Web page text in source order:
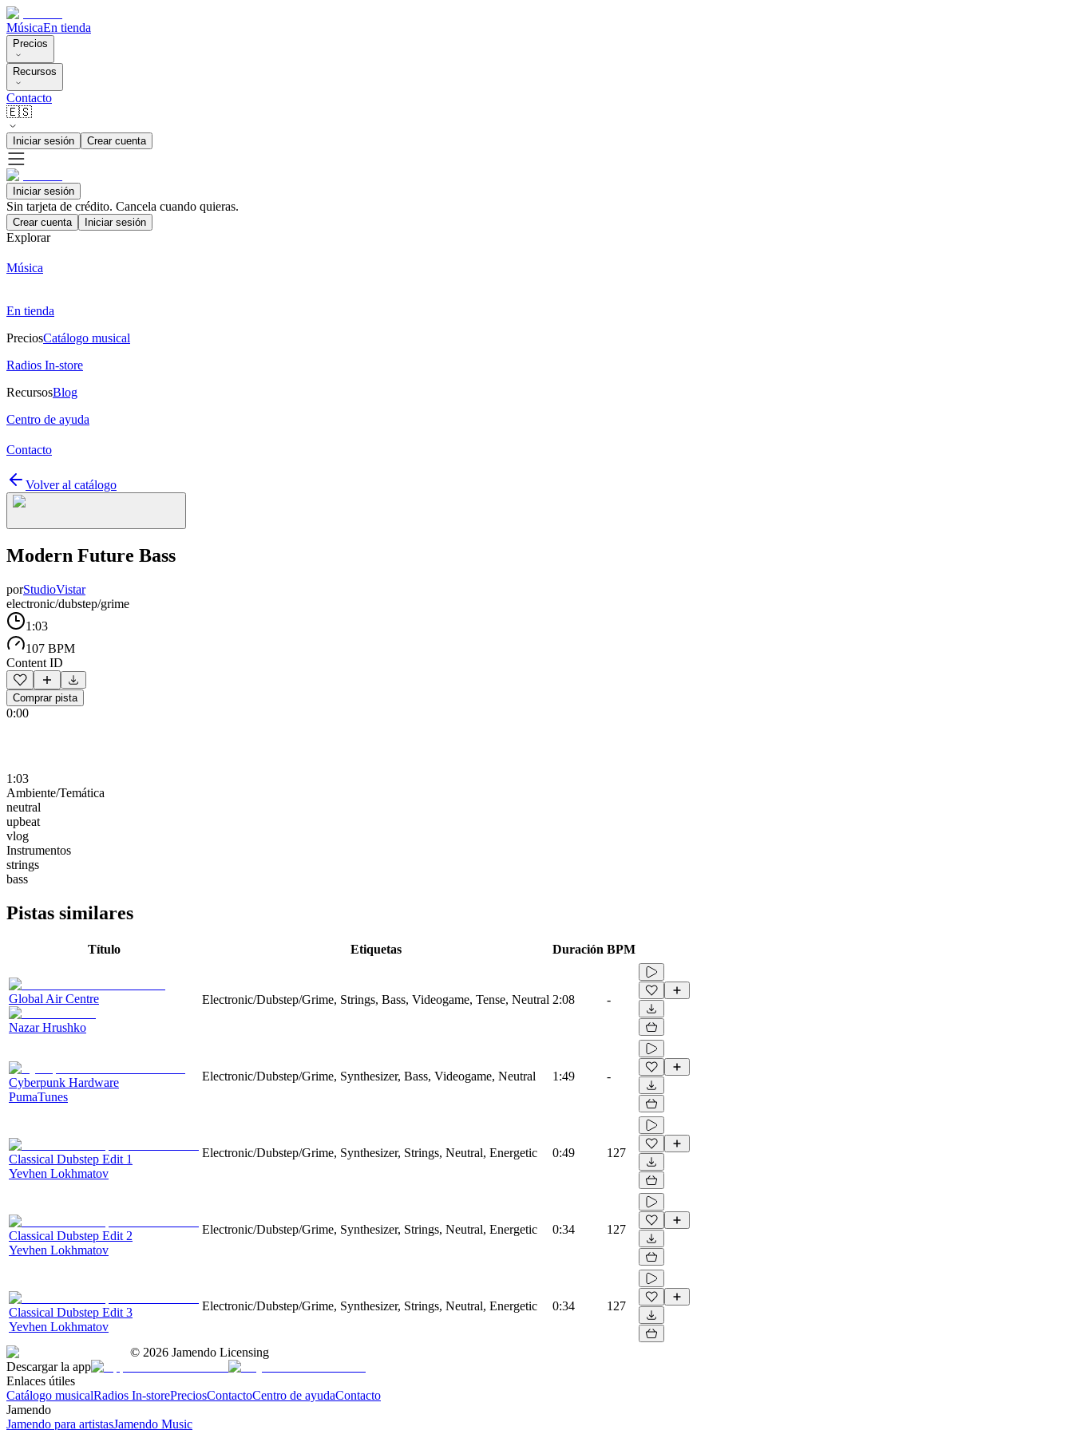
MúsicaEn tienda
Precios
Recursos
Contacto
🇪🇸
Iniciar sesión Crear cuenta
Iniciar sesión
Sin tarjeta de crédito. Cancela cuando quieras.
Crear cuenta Iniciar sesión
Explorar
Música
En tienda
PreciosCatálogo musical
Radios In-store
RecursosBlog
Centro de ayuda
Contacto
Volver al catálogo
Modern Future Bass
porStudioVistar
electronic/dubstep/grime
1:03
107 BPM
Content ID
Comprar pista
0:00
1:03
Ambiente/Temática
neutral
upbeat
vlog
Instrumentos
strings
bass
Pistas similares
Título Etiquetas Duración BPM
Global Air Centre
Nazar Hrushko
Electronic/Dubstep/Grime, Strings, Bass, Videogame, Tense, Neutral 2:08 -
Cyberpunk Hardware
PumaTunes
Electronic/Dubstep/Grime, Synthesizer, Bass, Videogame, Neutral 1:49 -
Classical Dubstep Edit 1
Yevhen Lokhmatov
Electronic/Dubstep/Grime, Synthesizer, Strings, Neutral, Energetic 0:49 127
Classical Dubstep Edit 2
Yevhen Lokhmatov
Electronic/Dubstep/Grime, Synthesizer, Strings, Neutral, Energetic 0:34 127
Classical Dubstep Edit 3
Yevhen Lokhmatov
Electronic/Dubstep/Grime, Synthesizer, Strings, Neutral, Energetic 0:34 127
© 2026 Jamendo Licensing
Descargar la app
Enlaces útiles
Catálogo musicalRadios In-storePreciosContactoCentro de ayudaContacto
Jamendo
Jamendo para artistasJamendo Music